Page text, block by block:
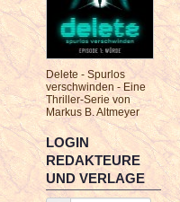
Delete - Spurlos
verschwinden - Eine
Thriller-Serie von
Markus B. Altmeyer
LOGIN
REDAKTEURE
UND VERLAGE